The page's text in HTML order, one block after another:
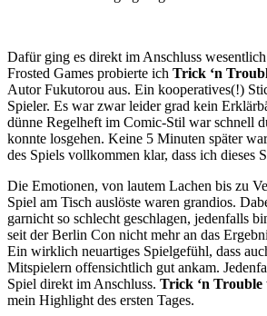
Dafür ging es direkt im Anschluss
Frosted Games probierte ich Trick ‘n
Autor Fukutorou aus. Ein kooperatives(!)
Spieler. Es war zwar leider grad kein
dünne Regelheft im Comic-Stil war schnell
konnte losgehen. Keine 5 Minuten später
des Spiels vollkommen klar, dass ich dieses
Die Emotionen, von lautem Lachen bis zu
Spiel am Tisch auslöste waren grandios.
garnicht so schlecht geschlagen, jedenfalls
seit der Berlin Con nicht mehr an das
Ein wirklich neuartiges Spielgefühl, dass
Mitspielern offensichtlich gut ankam.
Spiel direkt im Anschluss. Trick ‘n Trouble
mein Highlight des ersten Tages.